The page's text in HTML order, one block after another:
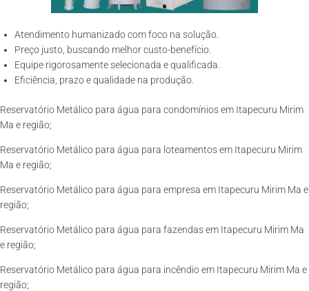
Atendimento humanizado com foco na solução.
Preço justo, buscando melhor custo-benefício.
Equipe rigorosamente selecionada e qualificada.
Eficiência, prazo e qualidade na produção.
Reservatório Metálico para água para condomínios em Itapecuru Mirim
Ma e região;
Reservatório Metálico para água para loteamentos em Itapecuru Mirim
Ma e região;
Reservatório Metálico para água para empresa em Itapecuru Mirim Ma e
região;
Reservatório Metálico para água para fazendas em Itapecuru Mirim Ma
e região;
Reservatório Metálico para água para incêndio em Itapecuru Mirim Ma e
região;